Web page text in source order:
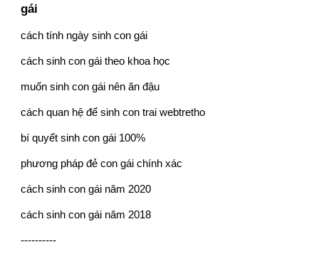
gái
cách tính ngày sinh con gái
cách sinh con gái theo khoa học
muốn sinh con gái nên ăn đậu
cách quan hệ để sinh con trai webtretho
bí quyết sinh con gái 100%
phương pháp đẻ con gái chính xác
cách sinh con gái năm 2020
cách sinh con gái năm 2018
----------